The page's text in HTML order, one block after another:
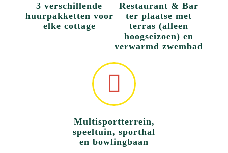
3 verschillende
huurpakketten voor
elke cottage
Restaurant & Bar
ter plaatse met
terras (alleen
hoogseizoen) en
verwarmd zwembad
Multisportterrein,
speeltuin, sporthal
en bowlingbaan